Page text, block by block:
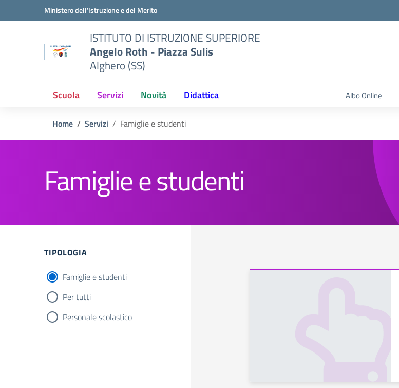
Vai ai contenuti
Vai al menu di navigazioneMinistero dell'Istruzione e del Merito
ISTITUTO DI ISTRUZIONE SUPERIORE
Angelo Roth - Piazza Sulis
Alghero (SS)
Scuola Servizi Novità Didattica Albo Online
Home Servizi Famiglie e studenti
Famiglie e studenti
Filtri
TIPOLOGIA
Famiglie e studenti
Per tutti
Personale scolastico